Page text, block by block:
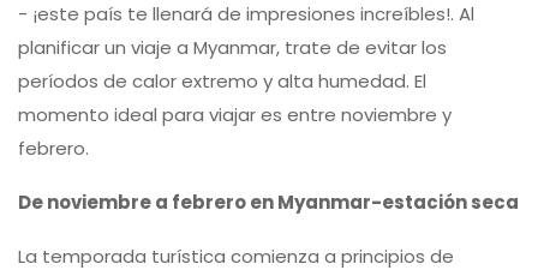
- ¡este país te llenará de impresiones increíbles!. Al
planificar un viaje a Myanmar, trate de evitar los
períodos de calor extremo y alta humedad. El
momento ideal para viajar es entre noviembre y
febrero.
De noviembre a febrero en Myanmar-estación seca
La temporada turística comienza a principios de